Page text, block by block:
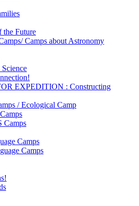
the Future
Camps about Astronomy
EXPEDITION : Constructing
/ Ecological Camp
Camps
Camps
Camps